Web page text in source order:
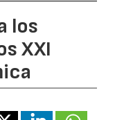
los
XXI